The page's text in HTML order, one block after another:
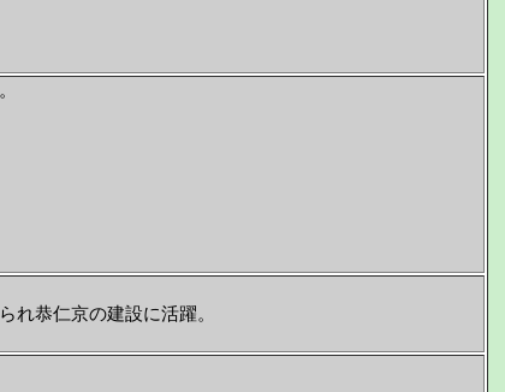
れ恭仁京の建設に活躍。